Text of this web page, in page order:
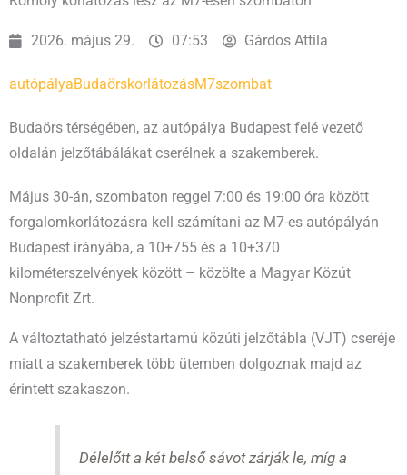
2026. május 29. 07:53 Gárdos Attila
autópályaBudaörskorlátozásM7szombat
Budaörs térségében, az autópálya Budapest felé vezető
oldalán jelzőtábálákat cserélnek a szakemberek.
Május 30-án, szombaton reggel 7:00 és 19:00 óra között
forgalomkorlátozásra kell számítani az M7-es autópályán
Budapest irányába, a 10+755 és a 10+370
kilométerszelvények között – közölte a Magyar Közút
Nonprofit Zrt.
A változtatható jelzéstartamú közúti jelzőtábla (VJT) cseréje
miatt a szakemberek több ütemben dolgoznak majd az
érintett szakaszon.
Délelőtt a két belső sávot zárják le, míg a